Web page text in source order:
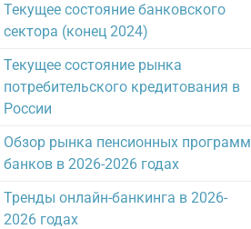
Текущее состояние банковского
сектора (конец 2024)
Текущее состояние рынка
потребительского кредитования в
России
Обзор рынка пенсионных программ
банков в 2026-2026 годах
Тренды онлайн-банкинга в 2026-
2026 годах